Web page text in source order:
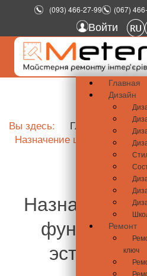
(093) 466-27-99 (067)
Войти
Главная
Дизайн
Ремонт
ключ
Вы здесь: Главная
Назначение штукатурки
Назначение
эстетика в